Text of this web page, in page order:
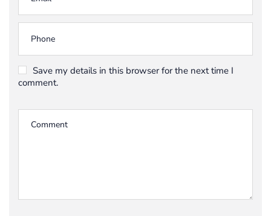
Save my details in this browser for the next time I
comment.